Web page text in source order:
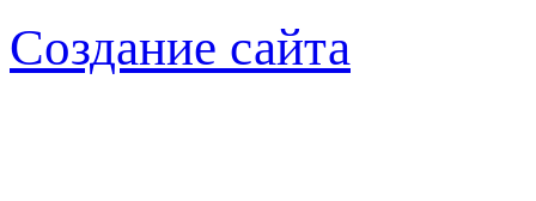
Создание сайта